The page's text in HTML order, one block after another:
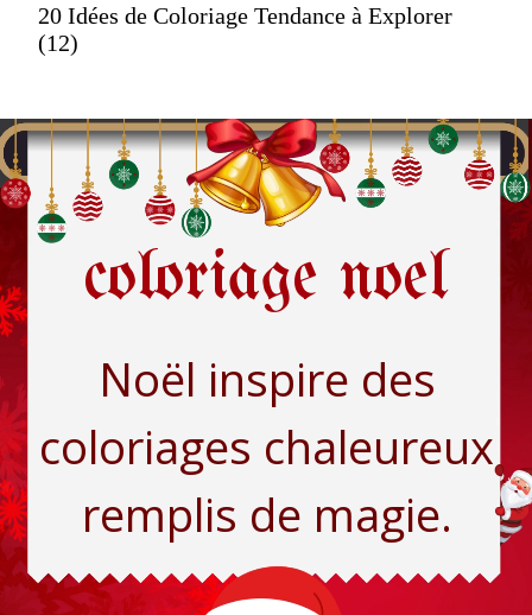
20 Idées de Coloriage Tendance à Explorer
(12)
Noël inspire des
coloriages chaleureux
remplis de magie.
coloriage noel